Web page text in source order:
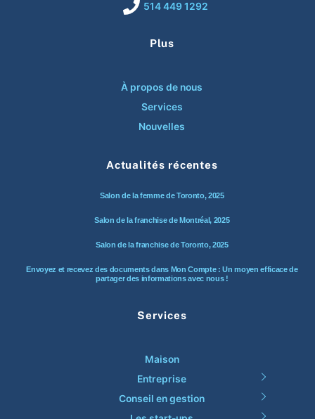
514 449 1292
Plus
À propos de nous
Services
Nouvelles
Actualités récentes
Salon de la femme de Toronto, 2025
Salon de la franchise de Montréal, 2025
Salon de la franchise de Toronto, 2025
Envoyez et recevez des documents dans Mon Compte : Un moyen efficace de
partager des informations avec nous !
Services
Maison
Entreprise
Conseil en gestion